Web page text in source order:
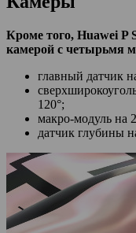
Кроме того, Huawei P
камерой с четырьмя
главный датчик
120°;
макро-модуль на
датчик глубины